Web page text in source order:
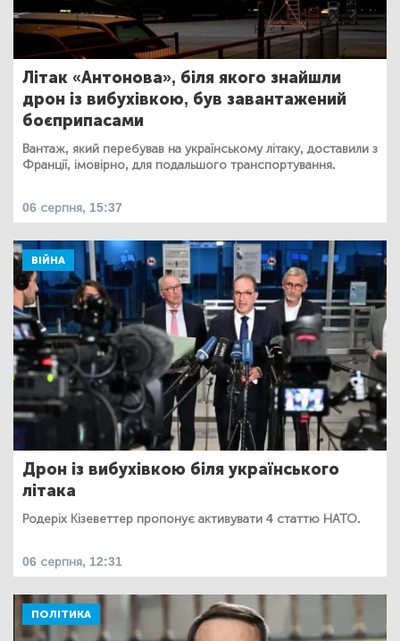
Літак «Антонова», біля якого знайшли
дрон із вибухівкою, був завантажений
боєприпасами
Вантаж, який перебував на українському літаку, доставили з
Франції, імовірно, для подальшого транспортування.
06 серпня, 15:37
ВІЙНА
Дрон із вибухівкою біля українського
літака
Родеріх Кізеветтер пропонує активувати 4 статтю НАТО.
06 серпня, 12:31
ПОЛІТИКА